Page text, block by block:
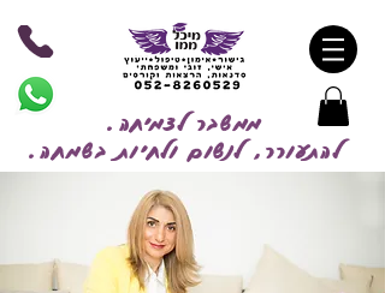
ממשבר לצמיחה.
להתעורר, לנשום ולחיות בשמחה.